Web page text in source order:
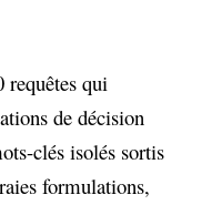
requêtes qui
de décision
clés isolés sortis
formulations,